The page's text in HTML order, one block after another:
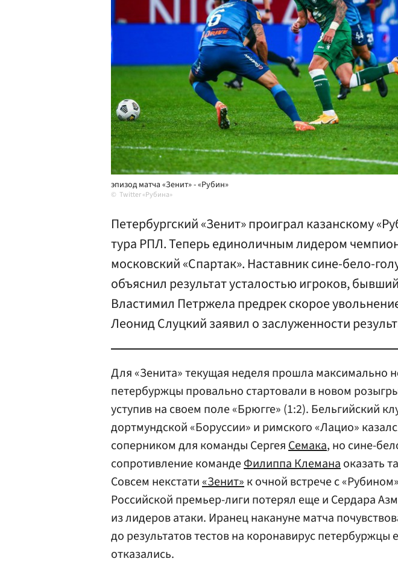
эпизод матча «Зенит» - «Рубин»
Twitter «Рубина»
Петербургский «Зенит» проиграл казанскому
тура РПЛ. Теперь единоличным лидером
московский «Спартак». Наставник сине-бело-
объяснил результат усталостью игроков,
Властимил Петржела предрек скорое
Леонид Слуцкий заявил о заслуженности
Для «Зенита» текущая неделя прошла максимально
петербуржцы провально стартовали в новом
уступив на своем поле «Брюгге» (1:2). Бельгийский
дортмундской «Боруссии» и римского «Лацио»
соперником для команды СергеяСемака, но сине-
сопротивление командеФилиппа Клеманаоказать
Совсем некстати«Зенит»к очной встрече с
Российской премьер-лиги потерял еще и Сердара
из лидеров атаки. Иранец накануне матча
до результатов тестов на коронавирус петербуржцы
отказались.